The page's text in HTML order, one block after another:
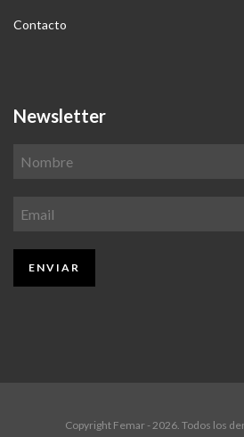
Contacto
Newsletter
Copyright Femar - 2026. Todos los